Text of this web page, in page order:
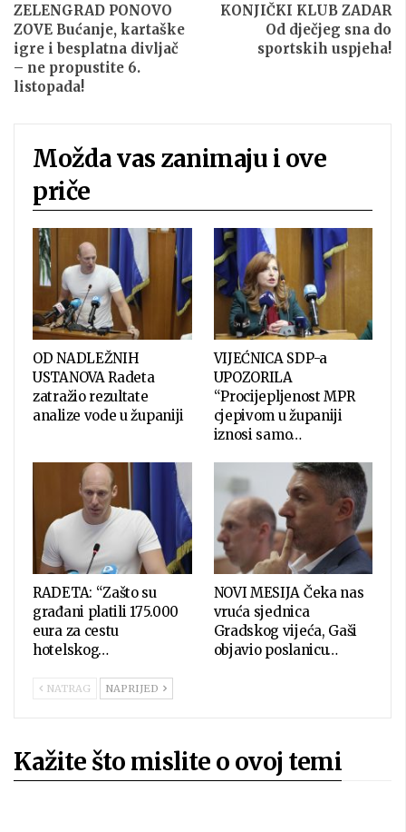
ZELENGRAD PONOVO
ZOVE Bućanje, kartaške
igre i besplatna divljač
– ne propustite 6.
listopada!
KONJIČKI KLUB ZADAR
Od dječjeg sna do
sportskih uspjeha!
Možda vas zanimaju i ove
priče
OD NADLEŽNIH
USTANOVA Radeta
zatražio rezultate
analize vode u županiji
VIJEĆNICA SDP-a
UPOZORILA
“Procijepljenost MPR
cjepivom u županiji
iznosi samo…
RADETA: “Zašto su
građani platili 175.000
eura za cestu
hotelskog…
NOVI MESIJA Čeka nas
vruća sjednica
Gradskog vijeća, Gaši
objavio poslanicu…
NATRAG NAPRIJED
Kažite što mislite o ovoj temi